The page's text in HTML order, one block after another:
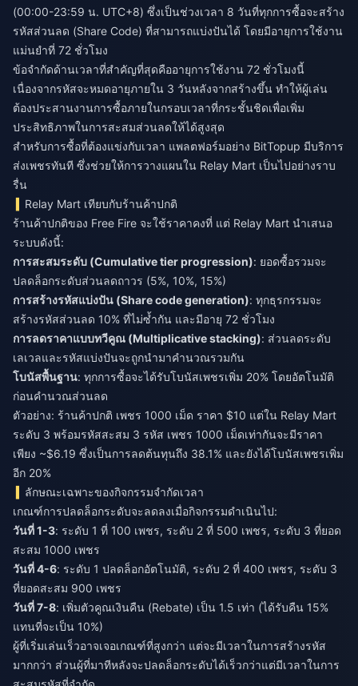
(00:00-23:59 น. UTC+8) ซึ่งเป็นช่วงเวลา 8 วันที่ทุกการซื้อจะสร้าง
รหัสส่วนลด (Share Code) ที่สามารถแบ่งปันได้ โดยมีอายุการใช้งาน
แม่นยำที่ 72 ชั่วโมง
ข้อจำกัดด้านเวลาที่สำคัญที่สุดคืออายุการใช้งาน 72 ชั่วโมงนี้
เนื่องจากรหัสจะหมดอายุภายใน 3 วันหลังจากสร้างขึ้น ทำให้ผู้เล่น
ต้องประสานงานการซื้อภายในกรอบเวลาที่กระชั้นชิดเพื่อเพิ่ม
ประสิทธิภาพในการสะสมส่วนลดให้ได้สูงสุด
สำหรับการซื้อที่ต้องแข่งกับเวลา แพลตฟอร์มอย่าง BitTopup มีบริการ
ส่งเพชรทันที ซึ่งช่วยให้การวางแผนใน Relay Mart เป็นไปอย่างราบ
รื่น
Relay Mart เทียบกับร้านค้าปกติ
ร้านค้าปกติของ Free Fire จะใช้ราคาคงที่ แต่ Relay Mart นำเสนอ
ระบบดังนี้:
การสะสมระดับ (Cumulative tier progression): ยอดซื้อรวมจะ
ปลดล็อกระดับส่วนลดถาวร (5%, 10%, 15%)
การสร้างรหัสแบ่งปัน (Share code generation): ทุกธุรกรรมจะ
สร้างรหัสส่วนลด 10% ที่ไม่ซ้ำกัน และมีอายุ 72 ชั่วโมง
การลดราคาแบบทวีคูณ (Multiplicative stacking): ส่วนลดระดับ
เลเวลและรหัสแบ่งปันจะถูกนำมาคำนวณรวมกัน
โบนัสพื้นฐาน: ทุกการซื้อจะได้รับโบนัสเพชรเพิ่ม 20% โดยอัตโนมัติ
ก่อนคำนวณส่วนลด
ตัวอย่าง: ร้านค้าปกติ เพชร 1000 เม็ด ราคา $10 แต่ใน Relay Mart
ระดับ 3 พร้อมรหัสสะสม 3 รหัส เพชร 1000 เม็ดเท่ากันจะมีราคา
เพียง ~$6.19 ซึ่งเป็นการลดต้นทุนถึง 38.1% และยังได้โบนัสเพชรเพิ่ม
อีก 20%
ลักษณะเฉพาะของกิจกรรมจำกัดเวลา
เกณฑ์การปลดล็อกระดับจะลดลงเมื่อกิจกรรมดำเนินไป:
วันที่ 1-3: ระดับ 1 ที่ 100 เพชร, ระดับ 2 ที่ 500 เพชร, ระดับ 3 ที่ยอด
สะสม 1000 เพชร
วันที่ 4-6: ระดับ 1 ปลดล็อกอัตโนมัติ, ระดับ 2 ที่ 400 เพชร, ระดับ 3
ที่ยอดสะสม 900 เพชร
วันที่ 7-8: เพิ่มตัวคูณเงินคืน (Rebate) เป็น 1.5 เท่า (ได้รับคืน 15%
แทนที่จะเป็น 10%)
ผู้ที่เริ่มเล่นเร็วอาจเจอเกณฑ์ที่สูงกว่า แต่จะมีเวลาในการสร้างรหัส
มากกว่า ส่วนผู้ที่มาทีหลังจะปลดล็อกระดับได้เร็วกว่าแต่มีเวลาในการ